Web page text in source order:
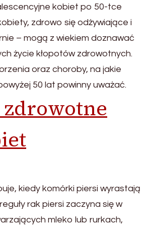
kobiet po 50-tce
zdrowo się odżywiające i
– mogą z wiekiem doznawać
życie kłopotów zdrowotnych.
oraz choroby, na jakie
50 lat powinny uważać.
kiedy komórki piersi wyrastają
rak piersi zaczyna się w
mleko lub rurkach,